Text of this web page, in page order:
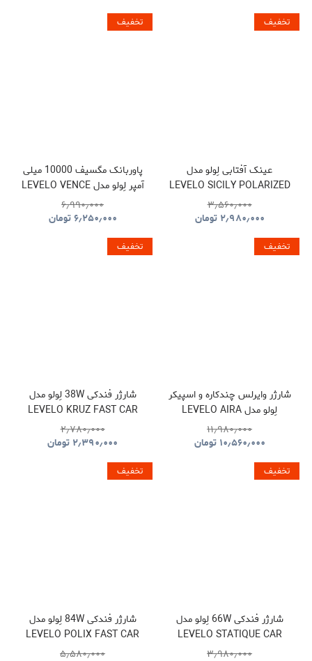
تخفیف
عینک آفتابی لِولو مدل
LEVELO SICILY POLARIZED
SUNGLASSES
۳٫۵۶۰٫۰۰۰
۲٫۹۸۰٫۰۰۰ تومان
تخفیف
پاوربانک مگسیف 10000 میلی
آمپر لِولو مدل LEVELO VENCE
POWER BANK
۶٫۹۹۰٫۰۰۰
۶٫۲۵۰٫۰۰۰تومان
تخفیف
شارژر وایرلس چندکاره و اسپیکر
لِولو مدل LEVELO AIRA
WIRELESS CHARGER WITH
SPEAKER
۱۱٫۹۸۰٫۰۰۰
۱۰٫۵۶۰٫۰۰۰ تومان
تخفیف
شارژر فندکی 38W لِولو مدل
LEVELO KRUZ FAST CAR
CHARGER
۲٫۷۸۰٫۰۰۰
۲٫۳۹۰٫۰۰۰ تومان
تخفیف
شارژر فندکی 66W لِولو مدل
LEVELO STATIQUE CAR
CHARGER
۳٫۹۸۰٫۰۰۰
تخفیف
شارژر فندکی 84W لِولو مدل
LEVELO POLIX FAST CAR
CHARGER
۵٫۵۸۰٫۰۰۰